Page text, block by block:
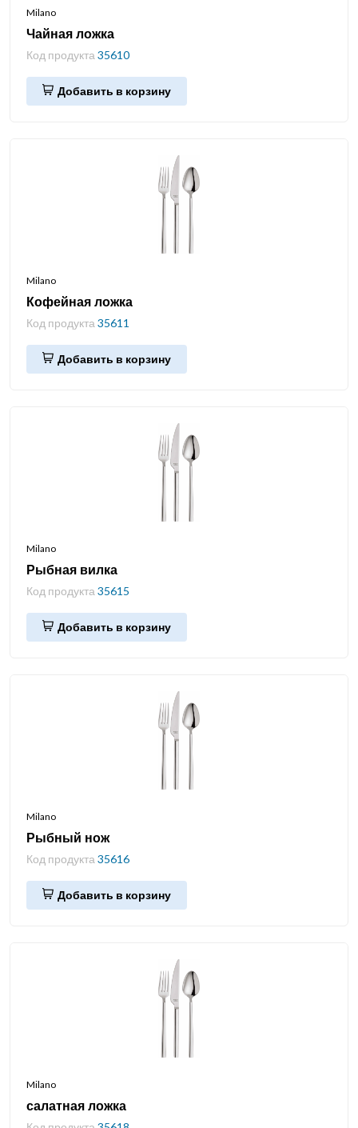
Milano
Чайная ложка
Код продукта 35610
Добавить в корзину
Milano
Кофейная ложка
Код продукта 35611
Добавить в корзину
Milano
Рыбная вилка
Код продукта 35615
Добавить в корзину
Milano
Рыбный нож
Код продукта 35616
Добавить в корзину
Milano
салатная ложка